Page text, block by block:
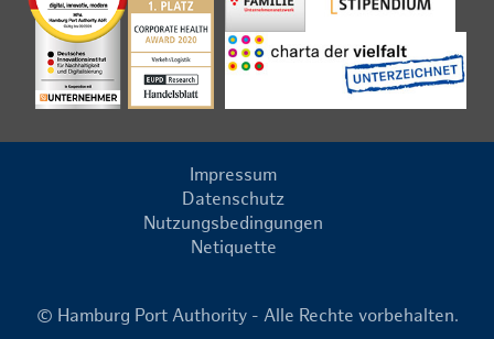
Impressum
Datenschutz
Nutzungsbedingungen
Netiquette
© Hamburg Port Authority - Alle Rechte vorbehalten.